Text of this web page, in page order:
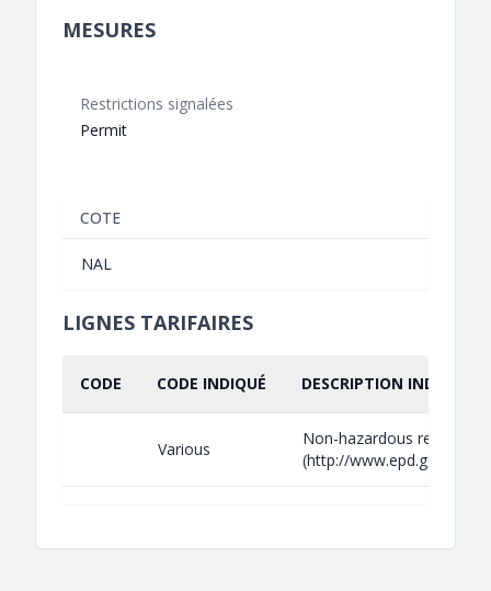
MESURES
Restrictions signalées
Permit
COTE
NAL
LIGNES TARIFAIRES
CODE CODE INDIQUÉ DESCRIPTION INDIQUÉE
Various
Non-hazardous
(http://www.epd.gov.hk/